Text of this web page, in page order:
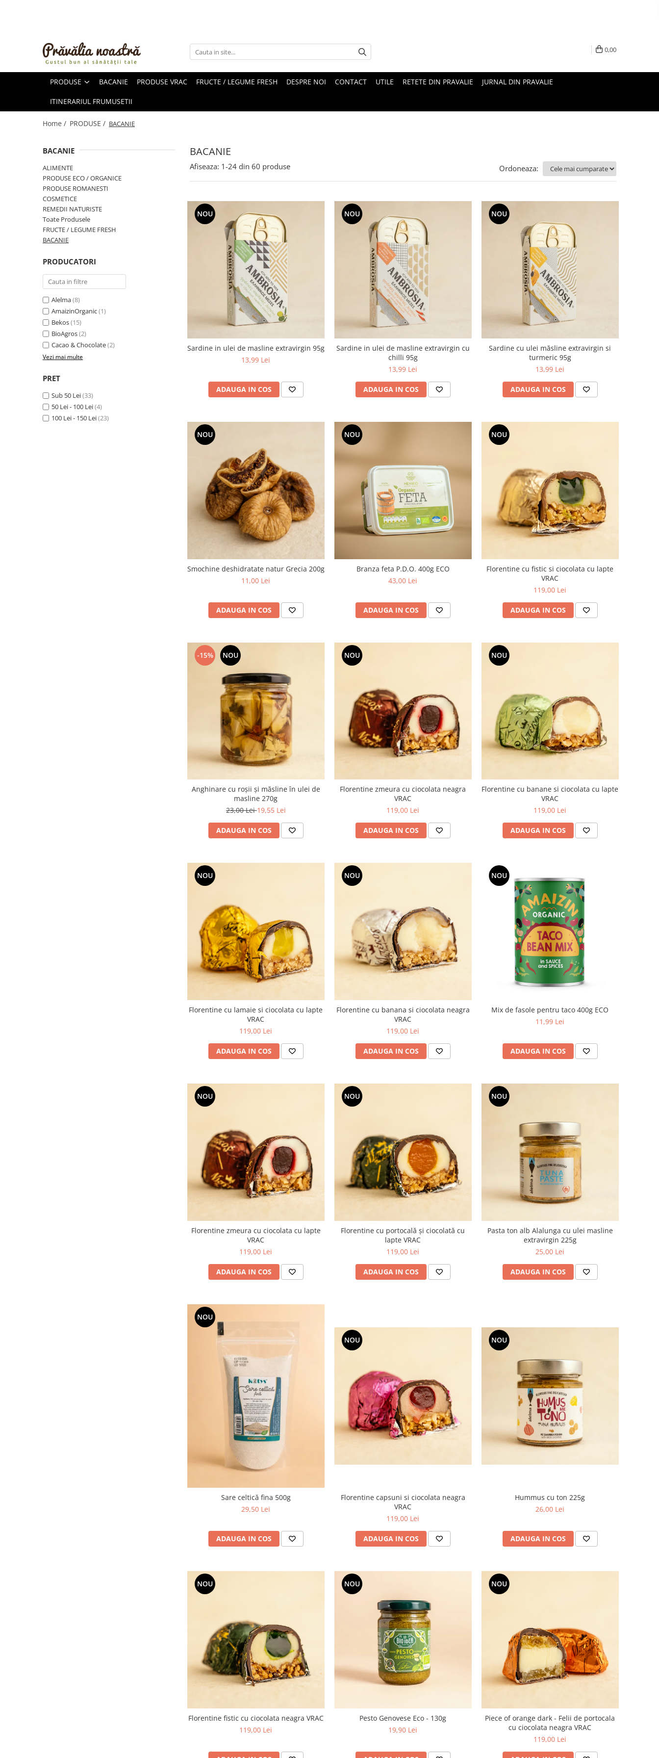
ULEIURI ȘI UNTURI
FRUCTE DESHIDRATATE
FRUCTE LA CONSERVĂ
FĂINĂ FĂRĂ GLUTEN
BĂUTURI / LAPTE VEGETAL
OREZ ȘI CEREALE
CREME ȘI PASTE TARTINABILE
CEAIURI GRECEȘTI
CIOCOLATĂ ȘI CACAO
HEALTHY SNACKS
SUPERALIMENTE
PRODUSE ECO / ORGANICE
PRODUSE ROMÂNEȘTI
TOATE PRODUSELE
0,00
PRODUSE BACANIE PRODUSE VRAC FRUCTE / LEGUME FRESH DESPRE NOI CONTACT UTILE RETETE DIN PRAVALIE JURNAL DIN PRAVALIE
ITINERARIUL FRUMUSETII
Home / PRODUSE / BACANIE
BACANIE
BACANIE
ALIMENTE
PRODUSE ECO / ORGANICE
PRODUSE ROMANESTI
COSMETICE
REMEDII NATURISTE
Toate Produsele
FRUCTE / LEGUME FRESH
BACANIE
PRODUCATORI
Alelma(8)
AmaizinOrganic(1)
Bekos(15)
BioAgros(2)
Cacao & Chocolate(2)
Vezi mai multe
PRET
Sub 50 Lei(33)
50 Lei - 100 Lei(4)
100 Lei - 150 Lei(23)
Afiseaza: 1-24 din 60 produse Ordoneaza:
NOU
Sardine in ulei de masline extravirgin 95g
13,99 Lei
ADAUGA IN COS
NOU
Sardine in ulei de masline extravirgin cu
chilli 95g
13,99 Lei
ADAUGA IN COS
NOU
Sardine cu ulei măsline extravirgin si
turmeric 95g
13,99 Lei
ADAUGA IN COS
NOU
Smochine deshidratate natur Grecia 200g
11,00 Lei
ADAUGA IN COS
NOU
Branza feta P.D.O. 400g ECO
43,00 Lei
ADAUGA IN COS
NOU
Florentine cu fistic si ciocolata cu lapte
VRAC
119,00 Lei
ADAUGA IN COS
-15% NOU
Anghinare cu roșii și măsline în ulei de
masline 270g
23,00 Lei19,55 Lei
ADAUGA IN COS
NOU
Florentine zmeura cu ciocolata neagra
VRAC
119,00 Lei
ADAUGA IN COS
NOU
Florentine cu banane si ciocolata cu lapte
VRAC
119,00 Lei
ADAUGA IN COS
NOU
Florentine cu lamaie si ciocolata cu lapte
VRAC
119,00 Lei
ADAUGA IN COS
NOU
Florentine cu banana si ciocolata neagra
VRAC
119,00 Lei
ADAUGA IN COS
NOU
Mix de fasole pentru taco 400g ECO
11,99 Lei
ADAUGA IN COS
NOU
Florentine zmeura cu ciocolata cu lapte
VRAC
119,00 Lei
ADAUGA IN COS
NOU
Florentine cu portocală și ciocolată cu
lapte VRAC
119,00 Lei
ADAUGA IN COS
NOU
Pasta ton alb Alalunga cu ulei masline
extravirgin 225g
25,00 Lei
ADAUGA IN COS
NOU
Sare celtică fina 500g
29,50 Lei
ADAUGA IN COS
NOU
Florentine capsuni si ciocolata neagra
VRAC
119,00 Lei
ADAUGA IN COS
NOU
Hummus cu ton 225g
26,00 Lei
ADAUGA IN COS
NOU
Florentine fistic cu ciocolata neagra VRAC
119,00 Lei
NOU
Pesto Genovese Eco - 130g
19,90 Lei
NOU
Piece of orange dark - Felii de portocala
cu ciocolata neagra VRAC
119,00 Lei